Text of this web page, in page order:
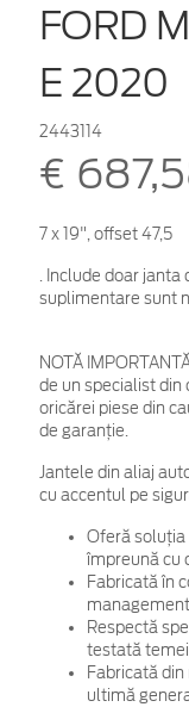
FORD
E 2020
2443114
€
7 x 19", offset 47,5
. Include doar janta
suplimentare sunt
NOTĂ
de un specialist din
oricărei piese din
de garanţie.
Jantele din aliaj
cu accentul pe
Oferă soluția
împreună cu
Fabricată în
management
Respectă
testată
Fabricată
ultimă